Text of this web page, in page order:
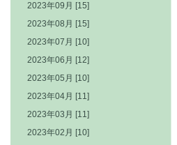
2023年09月 [15]
2023年08月 [15]
2023年07月 [10]
2023年06月 [12]
2023年05月 [10]
2023年04月 [11]
2023年03月 [11]
2023年02月 [10]